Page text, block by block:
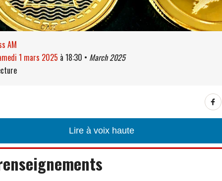
AM
1 mars 2025 à 18:30 • March 2025
Lire à voix haute